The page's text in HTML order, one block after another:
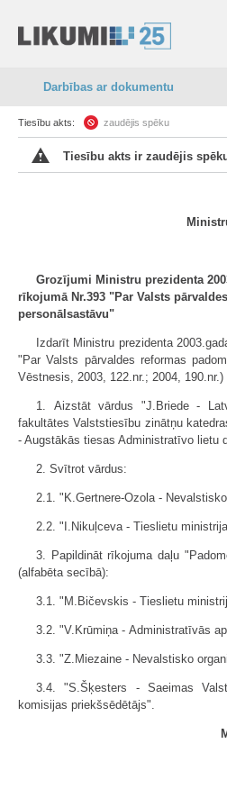
Darbības ar dokumentu
Tiesību akts: zaudējis spēku
Tiesību akts ir zaudējis
Grozījumi Ministru prezidenta
rīkojumā Nr.393 "Par Valsts
personālsastāvu"
Izdarīt Ministru prezidenta
"Par Valsts pārvaldes reformas
Vēstnesis, 2003, 122.nr.; 2004,
1. Aizstāt vārdus "J.Briede -
fakultātes Valsts­tiesību zinātņu
- Augstākās tiesas Administratīvo lietu
2. Svītrot vārdus:
2.1. "K.Gertnere-Ozola -
2.2. "I.Nikuļceva - Tieslietu
3. Papildināt rīkojuma daļu
(alfabēta secībā):
3.1. "M.Bičevskis - Tieslietu
3.2. "V.Krūmiņa - Administratīvās
3.3. "Z.Miezaine - Nevalstisko
3.4. "S.Šķesters - Saeimas
komisijas priekšsēdētājs".